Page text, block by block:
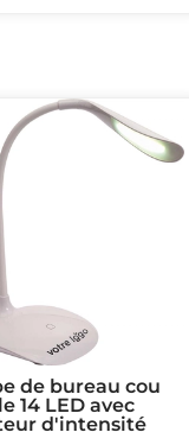
de bureau cou
14 LED avec
d'intensité